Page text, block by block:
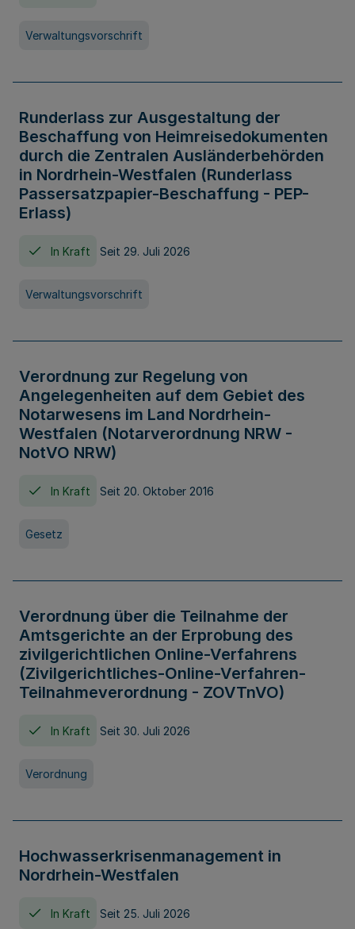
Verwaltungsvorschrift
Runderlass zur Ausgestaltung der
Beschaffung von Heimreisedokumenten
durch die Zentralen Ausländerbehörden
in Nordrhein-Westfalen (Runderlass
Passersatzpapier-Beschaffung - PEP-
Erlass)
In Kraft Seit 29. Juli 2026
Verwaltungsvorschrift
Verordnung zur Regelung von
Angelegenheiten auf dem Gebiet des
Notarwesens im Land Nordrhein-
Westfalen (Notarverordnung NRW -
NotVO NRW)
In Kraft Seit 20. Oktober 2016
Gesetz
Verordnung über die Teilnahme der
Amtsgerichte an der Erprobung des
zivilgerichtlichen Online-Verfahrens
(Zivilgerichtliches-Online-Verfahren-
Teilnahmeverordnung - ZOVTnVO)
In Kraft Seit 30. Juli 2026
Verordnung
Hochwasserkrisenmanagement in
Nordrhein-Westfalen
In Kraft Seit 25. Juli 2026